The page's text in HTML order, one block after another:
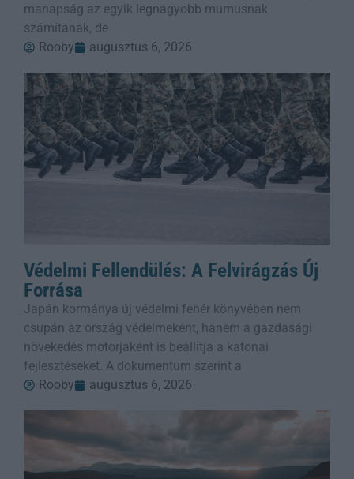
manapság az egyik legnagyobb mumusnak
számítanak, de
Rooby
augusztus 6, 2026
Védelmi Fellendülés: A Felvirágzás Új
Forrása
Japán kormánya új védelmi fehér könyvében nem
csupán az ország védelmeként, hanem a gazdasági
növekedés motorjaként is beállítja a katonai
fejlesztéseket. A dokumentum szerint a
Rooby
augusztus 6, 2026